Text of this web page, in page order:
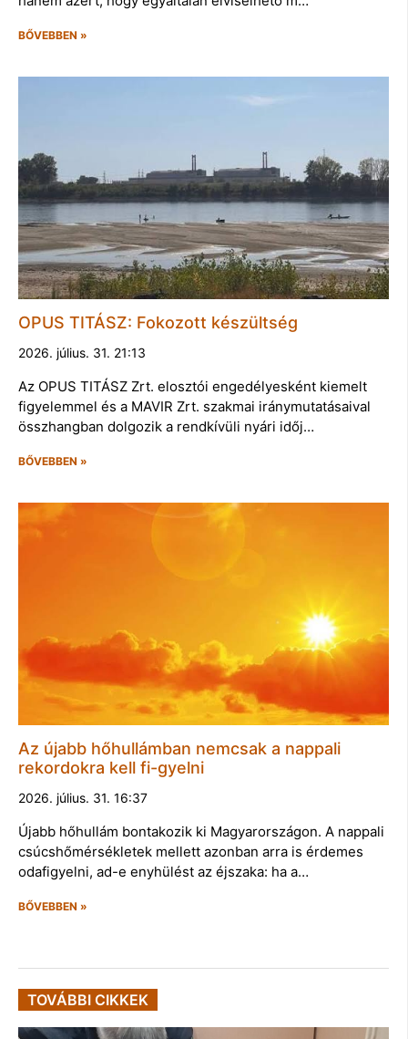
BŐVEBBEN »
OPUS TITÁSZ: Fokozott készültség
2026. július. 31. 21:13
Az OPUS TITÁSZ Zrt. elosztói engedélyesként kiemelt
figyelemmel és a MAVIR Zrt. szakmai iránymutatásaival
összhangban dolgozik a rendkívüli nyári időj…
BŐVEBBEN »
Az újabb hőhullámban nemcsak a nappali
rekordokra kell fi-gyelni
2026. július. 31. 16:37
Újabb hőhullám bontakozik ki Magyarországon. A nappali
csúcshőmérsékletek mellett azonban arra is érdemes
odafigyelni, ad-e enyhülést az éjszaka: ha a…
BŐVEBBEN »
TOVÁBBI CIKKEK